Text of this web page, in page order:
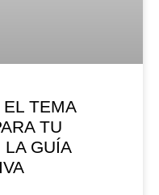
TEMA
TU
LA GUÍA